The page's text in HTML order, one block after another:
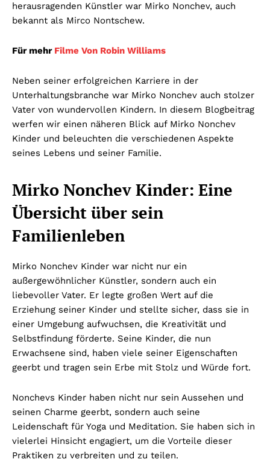
herausragenden Künstler war Mirko Nonchev, auch
bekannt als Mirco Nontschew.
Für mehr Filme Von Robin Williams
Neben seiner erfolgreichen Karriere in der
Unterhaltungsbranche war Mirko Nonchev auch stolzer
Vater von wundervollen Kindern. In diesem Blogbeitrag
werfen wir einen näheren Blick auf Mirko Nonchev
Kinder und beleuchten die verschiedenen Aspekte
seines Lebens und seiner Familie.
Mirko Nonchev Kinder: Eine
Übersicht über sein
Familienleben
Mirko Nonchev Kinder war nicht nur ein
außergewöhnlicher Künstler, sondern auch ein
liebevoller Vater. Er legte großen Wert auf die
Erziehung seiner Kinder und stellte sicher, dass sie in
einer Umgebung aufwuchsen, die Kreativität und
Selbstfindung förderte. Seine Kinder, die nun
Erwachsene sind, haben viele seiner Eigenschaften
geerbt und tragen sein Erbe mit Stolz und Würde fort.
Nonchevs Kinder haben nicht nur sein Aussehen und
seinen Charme geerbt, sondern auch seine
Leidenschaft für Yoga und Meditation. Sie haben sich in
vielerlei Hinsicht engagiert, um die Vorteile dieser
Praktiken zu verbreiten und zu teilen.